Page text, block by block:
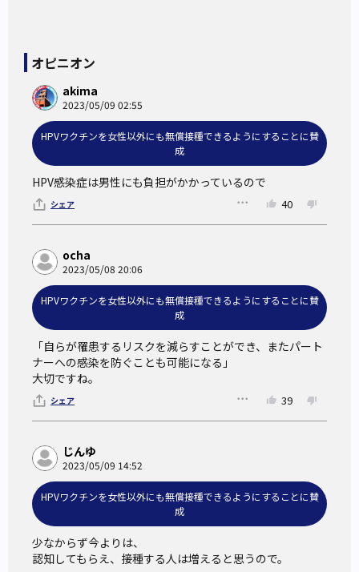
HPVワクチンを性別問わず接種推奨するメリット
HPVワクチンをすべての人が受ける時の課題
参考イシュー
参考にした資料
HPVに感染してから子宮頸がんを罹患するまで
そもそもHPVウイルスはどのように癌化し、ワクチンはどの
ような種類があるのか、子宮頸がんを例に触れておきたい。
HPVと子宮頸がんの因果関係は、1982年にドイツのウイルス
学者であるハラルド・ツァ・ハウゼン氏によって明らかにさ
れた。
HPVは200種類以上のタイプ（遺伝子型）があり、そのうち
の15種類は子宮頸がんの要因となるタイプであることが現時
点で判っている。
オピニオン
akima
2023/05/09 02:55
HPVワクチンを女性以外にも無償接種できるようにすることに賛
成
HPV感染症は男性にも負担がかかっているので
シェア 40
ocha
2023/05/08 20:06
HPVワクチンを女性以外にも無償接種できるようにすることに賛
成
「自らが罹患するリスクを減らすことができ、またパート
ナーへの感染を防ぐことも可能になる」
大切ですね。
シェア 39
じんゆ
2023/05/09 14:52
HPVワクチンを女性以外にも無償接種できるようにすることに賛
成
少なからず今よりは、
認知してもらえ、接種する人は増えると思うので。